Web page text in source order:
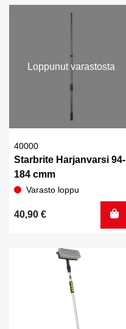
Loppunut varastosta
40000
Starbrite Harjanvarsi 94-
184 cmm
Varasto loppu
40,90 €